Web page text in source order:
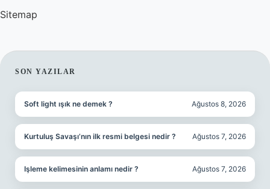
Sitemap
SIDEBAR
SON YAZILAR
Soft light ışık ne demek ? Ağustos 8, 2026
Kurtuluş Savaşı’nın ilk resmi belgesi nedir ? Ağustos 7, 2026
Işleme kelimesinin anlamı nedir ? Ağustos 7, 2026